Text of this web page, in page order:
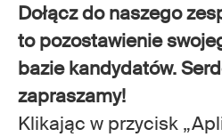
Dołącz do naszego
to pozostawienie
bazie kandydatów.
zapraszamy!
Klikając w przycisk